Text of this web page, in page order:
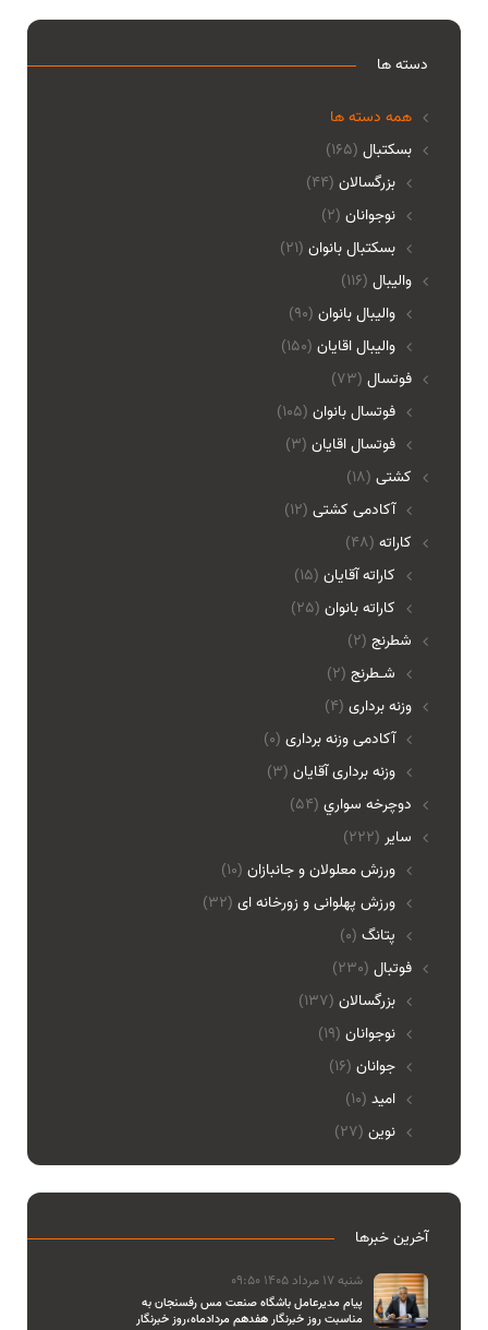
دسته ها
همه دسته ها
(165) بسکتبال
بزرگسالان (44)
نوجوانان (2)
بسکتبال بانوان (21)
(116) والیبال
واليبال بانوان (90)
واليبال اقايان (150)
(73) فوتسال
فوتسال بانوان (105)
فوتسال اقايان (3)
(18) کشتی
آکادمی کشتی (12)
(48) کاراته
کاراته آقایان (15)
کاراته بانوان (25)
(2) شطرنج
شـطرنج (2)
(4) وزنه برداری
آکادمی وزنه برداری (0)
وزنه برداری آقایان (3)
(54) دوچرخه سواري
(222) ساير
ورزش معلولان و جانبازان (10)
ورزش پهلوانی و زورخانه ای (32)
پتانگ (0)
(230) فوتبال
بزرگسالان (137)
نوجوانان (19)
جوانان (16)
امید (10)
نوین (27)
آخرین خبرها
شنبه 17 مرداد 1405 09:50
پیام مدیرعامل باشگاه صنعت مس رفسنجان به
مناسبت روز خبرنگار هفدهم مردادماه،روز خبرنگار